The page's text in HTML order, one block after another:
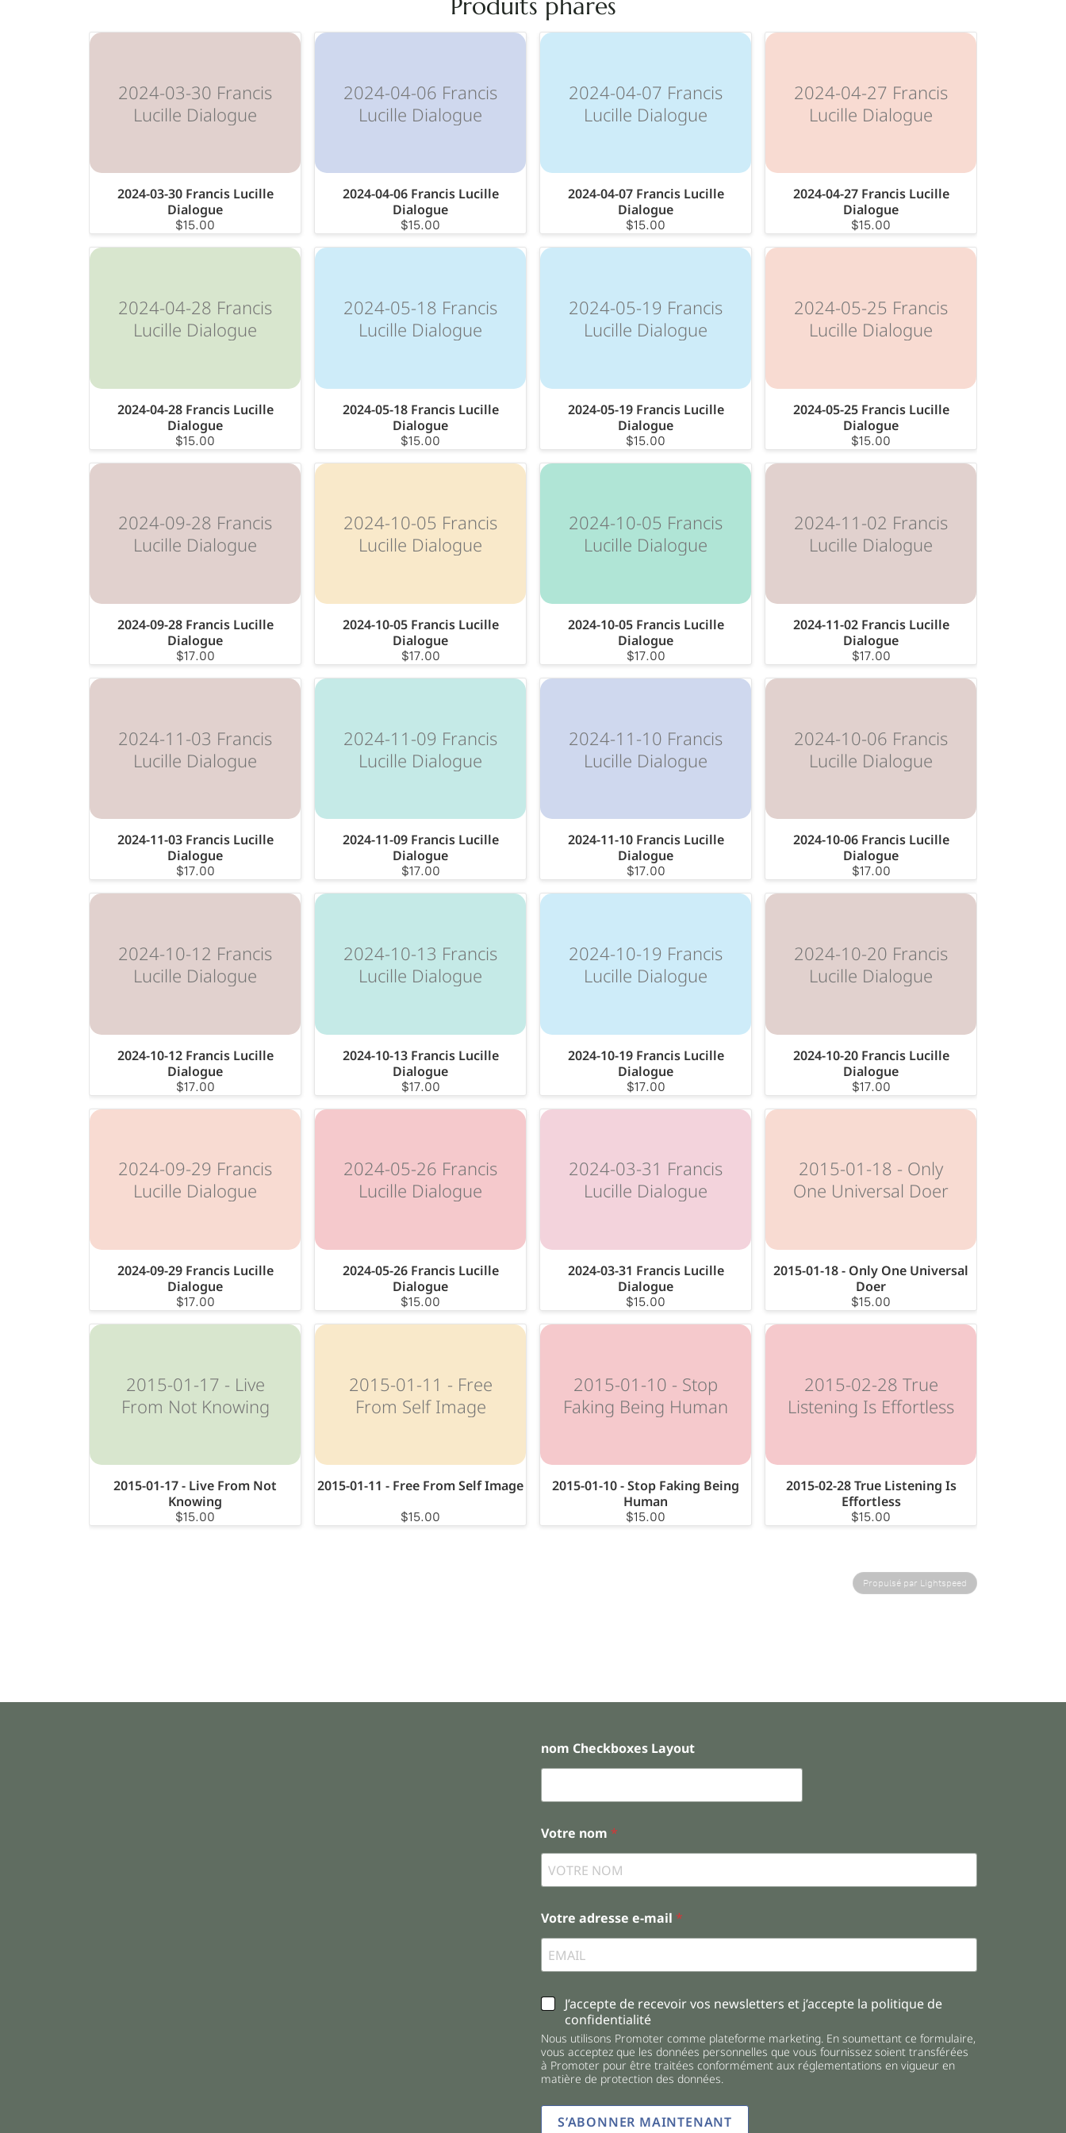
Produits phares
2024-03-30 Francis
Lucille Dialogue
2024-03-30 Francis Lucille
Dialogue
$15.00
2024-04-06 Francis
Lucille Dialogue
2024-04-06 Francis Lucille
Dialogue
$15.00
2024-04-07 Francis
Lucille Dialogue
2024-04-07 Francis Lucille
Dialogue
$15.00
2024-04-27 Francis
Lucille Dialogue
2024-04-27 Francis Lucille
Dialogue
$15.00
2024-04-28 Francis
Lucille Dialogue
2024-04-28 Francis Lucille
Dialogue
$15.00
2024-05-18 Francis
Lucille Dialogue
2024-05-18 Francis Lucille
Dialogue
$15.00
2024-05-19 Francis
Lucille Dialogue
2024-05-19 Francis Lucille
Dialogue
$15.00
2024-05-25 Francis
Lucille Dialogue
2024-05-25 Francis Lucille
Dialogue
$15.00
2024-09-28 Francis
Lucille Dialogue
2024-09-28 Francis Lucille
Dialogue
$17.00
2024-10-05 Francis
Lucille Dialogue
2024-10-05 Francis Lucille
Dialogue
$17.00
2024-10-05 Francis
Lucille Dialogue
2024-10-05 Francis Lucille
Dialogue
$17.00
2024-11-02 Francis
Lucille Dialogue
2024-11-02 Francis Lucille
Dialogue
$17.00
2024-11-03 Francis
Lucille Dialogue
2024-11-03 Francis Lucille
Dialogue
$17.00
2024-11-09 Francis
Lucille Dialogue
2024-11-09 Francis Lucille
Dialogue
$17.00
2024-11-10 Francis
Lucille Dialogue
2024-11-10 Francis Lucille
Dialogue
$17.00
2024-10-06 Francis
Lucille Dialogue
2024-10-06 Francis Lucille
Dialogue
$17.00
2024-10-12 Francis
Lucille Dialogue
2024-10-12 Francis Lucille
Dialogue
$17.00
2024-10-13 Francis
Lucille Dialogue
2024-10-13 Francis Lucille
Dialogue
$17.00
2024-10-19 Francis
Lucille Dialogue
2024-10-19 Francis Lucille
Dialogue
$17.00
2024-10-20 Francis
Lucille Dialogue
2024-10-20 Francis Lucille
Dialogue
$17.00
2024-09-29 Francis
Lucille Dialogue
2024-09-29 Francis Lucille
Dialogue
$17.00
2024-05-26 Francis
Lucille Dialogue
2024-05-26 Francis Lucille
Dialogue
$15.00
2024-03-31 Francis
Lucille Dialogue
2024-03-31 Francis Lucille
Dialogue
$15.00
2015-01-18 - Only
One Universal Doer
2015-01-18 - Only One Universal
Doer
$15.00
2015-01-17 - Live
From Not Knowing
2015-01-17 - Live From Not
Knowing
$15.00
2015-01-11 - Free
From Self Image
2015-01-11 - Free From Self Image
$15.00
2015-01-10 - Stop
Faking Being Human
2015-01-10 - Stop Faking Being
Human
$15.00
2015-02-28 True
Listening Is Effortless
2015-02-28 True Listening Is
Effortless
$15.00
Propulsé par Lightspeed
nom Checkboxes Layout
Votre nom *
Votre adresse e-mail *
C
e
c
k
b
x
J’accepte de recevoir vos newsletters et j’accepte la politique de
confidentialité
Nous utilisons Promoter comme plateforme marketing. En soumettant ce formulaire,
vous acceptez que les données personnelles que vous fournissez soient transférées
à Promoter pour être traitées conformément aux réglementations en vigueur en
matière de protection des données.
S’ABONNER MAINTENANT